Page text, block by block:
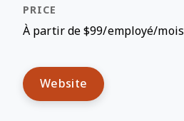
À partir de $99/employé/mois
Website